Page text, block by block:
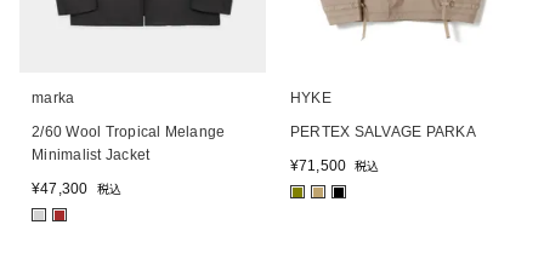
marka
2/60 Wool Tropical Melange
Minimalist Jacket
¥47,300 税込
HYKE
PERTEX SALVAGE PARKA
¥71,500 税込